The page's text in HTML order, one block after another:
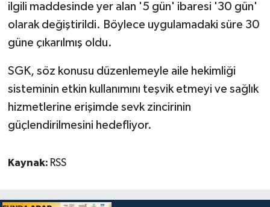
ilgili maddesinde yer alan '5 gün' ibaresi '30 gün'
olarak değiştirildi. Böylece uygulamadaki süre 30
güne çıkarılmış oldu.
SGK, söz konusu düzenlemeyle aile hekimliği
sisteminin etkin kullanımını teşvik etmeyi ve sağlık
hizmetlerine erişimde sevk zincirinin
güçlendirilmesini hedefliyor.
Kaynak: RSS